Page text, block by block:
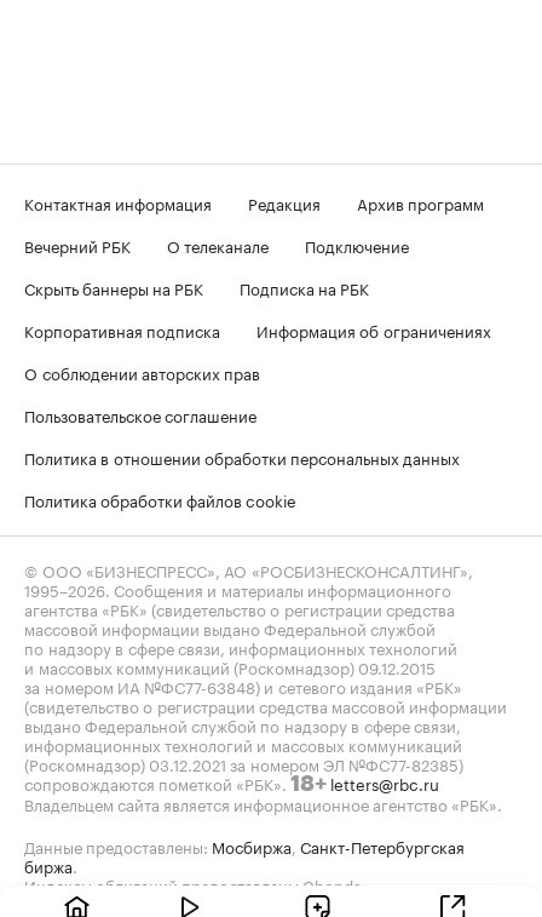
Контактная информация Редакция
Архив программ
Вечерний РБК
О телеканале
Подключение
Скрыть баннеры на РБК
Подписка на РБК
Корпоративная подписка
Информация об ограничениях
О соблюдении авторских прав
Пользовательское соглашение
Политика в отношении обработки персональных данных
Политика обработки файлов cookie
© ООО «БИЗНЕСПРЕСС», АО «РОСБИЗНЕСКОНСАЛТИНГ»,
1995–2026 . Сообщения и материалы информационного
агентства «РБК» (свидетельство о регистрации средства
массовой информации выдано Федеральной службой
по надзору в сфере связи, информационных технологий
и массовых коммуникаций (Роскомнадзор) 09.12.2015
за номером ИА №ФС77-63848) и сетевого издания «РБК»
(свидетельство о регистрации средства массовой информации
выдано Федеральной службой по надзору в сфере связи,
информационных технологий и массовых коммуникаций
(Роскомнадзор) 03.12.2021 за номером ЭЛ №ФС77-82385)
сопровождаются пометкой «РБК». 18+ letters@rbc.ru
Владельцем сайта является информационное агентство «РБК».
Данные предоставлены: Мосбиржа Санкт-Петербургская
биржа
Индексы облигаций предоставлены Cbonds.